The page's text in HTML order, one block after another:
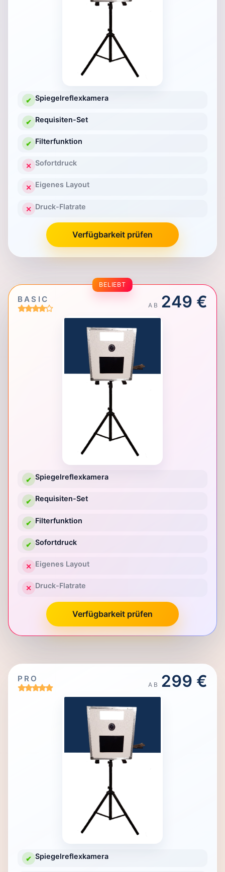
✔ Spiegelreflexkamera
✔ Requisiten-Set
✔ Filterfunktion
✕ Sofortdruck
✕ Eigenes Layout
✕ Druck-Flatrate
Verfügbarkeit prüfen
BELIEBT
BASIC
AB 249 €
✔ Spiegelreflexkamera
✔ Requisiten-Set
✔ Filterfunktion
✔ Sofortdruck
✕ Eigenes Layout
✕ Druck-Flatrate
Verfügbarkeit prüfen
PRO
AB 299 €
✔ Spiegelreflexkamera